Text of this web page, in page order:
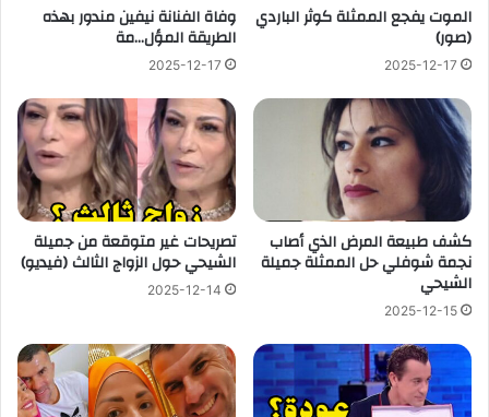
الموت يفجع الممثلة كوثر الباردي
(صور)
2025-12-17
وفاة الفنانة نيفين مندور بهذه
الطريقة المؤل…مة
2025-12-17
كشف طبيعة المرض الذي أصاب
نجمة شوفلي حل الممثلة جميلة
الشيحي
2025-12-15
تصريحات غير متوقعة من جميلة
الشيحي حول الزواج الثالث (فيديو)
2025-12-14